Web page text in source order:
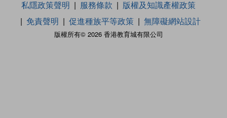
版權所有© 2026 香港教育城有限公司
私隱政策聲明 服務條款
版權及知識產權政策
免責聲明
促進種族平等政策 無障礙網站設計